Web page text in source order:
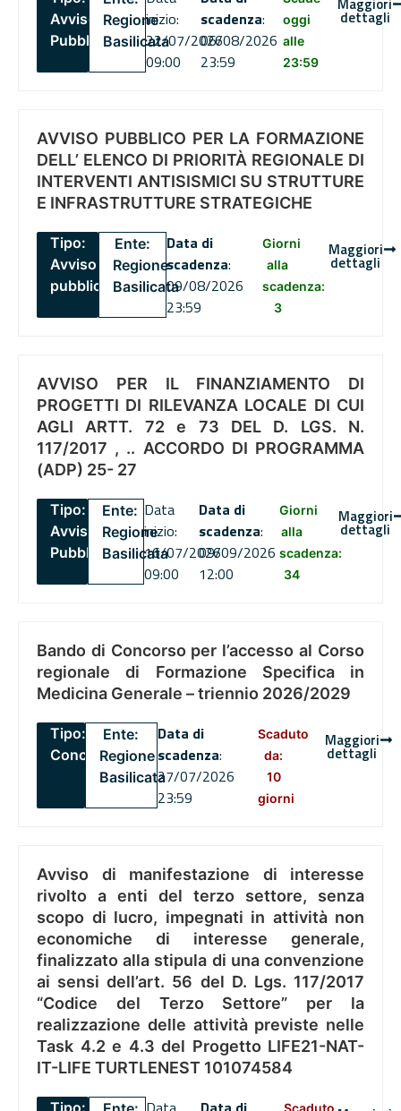
Avviso
Pubblico
Regione
Basilicata
inizio:
22/07/2026
09:00
scadenza:
06/08/2026
23:59
oggi
alle
23:59
Maggiori
dettagli
AVVISO PUBBLICO PER LA FORMAZIONE
DELL’ ELENCO DI PRIORITÀ REGIONALE DI
INTERVENTI ANTISISMICI SU STRUTTURE
E INFRASTRUTTURE STRATEGICHE
Tipo:
Avviso
pubblico
Ente:
Regione
Basilicata
Data di
scadenza:
09/08/2026
23:59
Giorni
alla
scadenza:
3
Maggiori
dettagli
AVVISO PER IL FINANZIAMENTO DI
PROGETTI DI RILEVANZA LOCALE DI CUI
AGLI ARTT. 72 e 73 DEL D. LGS. N.
117/2017 , .. ACCORDO DI PROGRAMMA
(ADP) 25- 27
Tipo:
Avviso
Pubblico
Ente:
Regione
Basilicata
Data
inizio:
16/07/2026
09:00
Data di
scadenza:
09/09/2026
12:00
Giorni
alla
scadenza:
34
Maggiori
dettagli
Bando di Concorso per l’accesso al Corso
regionale di Formazione Specifica in
Medicina Generale – triennio 2026/2029
Tipo:
Concorsi
Ente:
Regione
Basilicata
Data di
scadenza:
27/07/2026
23:59
Scaduto
da:
10
giorni
Maggiori
dettagli
Avviso di manifestazione di interesse
rivolto a enti del terzo settore, senza
scopo di lucro, impegnati in attività non
economiche di interesse generale,
finalizzato alla stipula di una convenzione
ai sensi dell’art. 56 del D. Lgs. 117/2017
“Codice del Terzo Settore” per la
realizzazione delle attività previste nelle
Task 4.2 e 4.3 del Progetto LIFE21-NAT-
IT-LIFE TURTLENEST 101074584